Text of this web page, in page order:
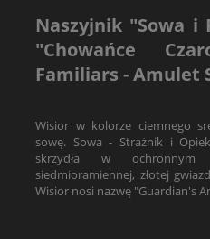
Naszyjnik "Sowa i
"Chowańce
Familiars - Amulet
Wisior w kolorze ciemnego
sowę. Sowa - Strażnik i
skrzydła w
siedmioramiennej, złotej
Wisior nosi nazwę "Guardian's